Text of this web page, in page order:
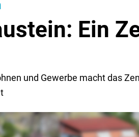
Ein
und Gewerbe macht das